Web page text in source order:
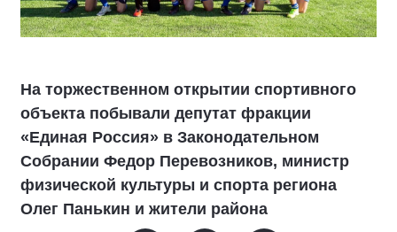
На торжественном открытии спортивного
объекта побывали депутат фракции
«Единая Россия» в Законодательном
Собрании Федор Перевозников, министр
физической культуры и спорта региона
Олег Панькин и жители района